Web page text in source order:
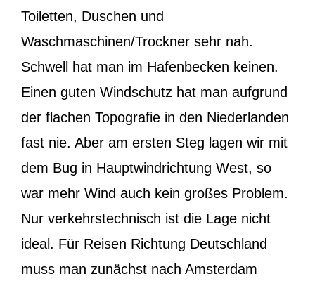
Toiletten, Duschen und
Waschmaschinen/Trockner sehr nah.
Schwell hat man im Hafenbecken keinen.
Einen guten Windschutz hat man aufgrund
der flachen Topografie in den Niederlanden
fast nie. Aber am ersten Steg lagen wir mit
dem Bug in Hauptwindrichtung West, so
war mehr Wind auch kein großes Problem.
Nur verkehrstechnisch ist die Lage nicht
ideal. Für Reisen Richtung Deutschland
muss man zunächst nach Amsterdam